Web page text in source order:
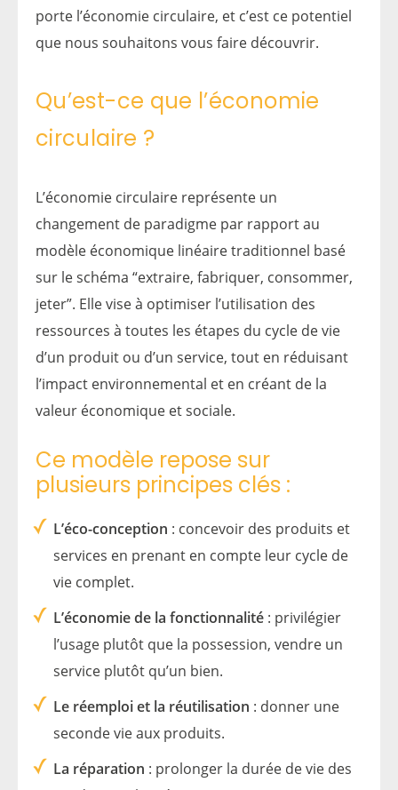
porte l’économie circulaire, et c’est ce potentiel
que nous souhaitons vous faire découvrir.
Qu’est-ce que l’économie
circulaire ?
L’économie circulaire représente un
changement de paradigme par rapport au
modèle économique linéaire traditionnel basé
sur le schéma “extraire, fabriquer, consommer,
jeter”. Elle vise à optimiser l’utilisation des
ressources à toutes les étapes du cycle de vie
d’un produit ou d’un service, tout en réduisant
l’impact environnemental et en créant de la
valeur économique et sociale.
Ce modèle repose sur
plusieurs principes clés :
L’éco-conception : concevoir des produits et
services en prenant en compte leur cycle de
vie complet.
L’économie de la fonctionnalité : privilégier
l’usage plutôt que la possession, vendre un
service plutôt qu’un bien.
Le réemploi et la réutilisation : donner une
seconde vie aux produits.
La réparation : prolonger la durée de vie des